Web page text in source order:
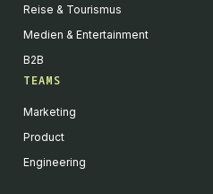
Reise & Tourismus
Medien & Entertainment
B2B
TEAMS
Marketing
Product
Engineering